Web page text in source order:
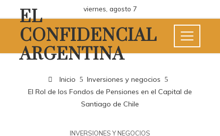
viernes, agosto 7
EL
CONFIDENCIAL
ARGENTINA
Inicio
Inversiones y negocios
El Rol de los Fondos de Pensiones en el Capital de
Santiago de Chile
INVERSIONES Y NEGOCIOS